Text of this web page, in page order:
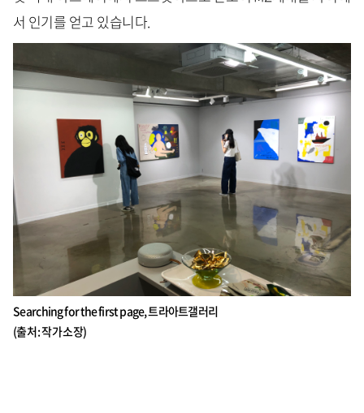
서 인기를 얻고 있습니다.
Searching for the first page, 트라아트갤러리
(출처 : 작가 소장)